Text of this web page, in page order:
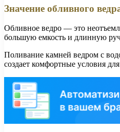
Значение обливного
Обливное ведро — это
большую емкость и длинную
Поливание камней ведром с
создает комфортные условия